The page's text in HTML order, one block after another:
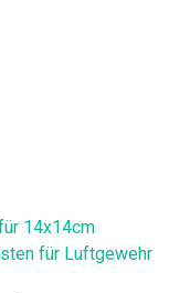
14x14cm
für Luftgewehr